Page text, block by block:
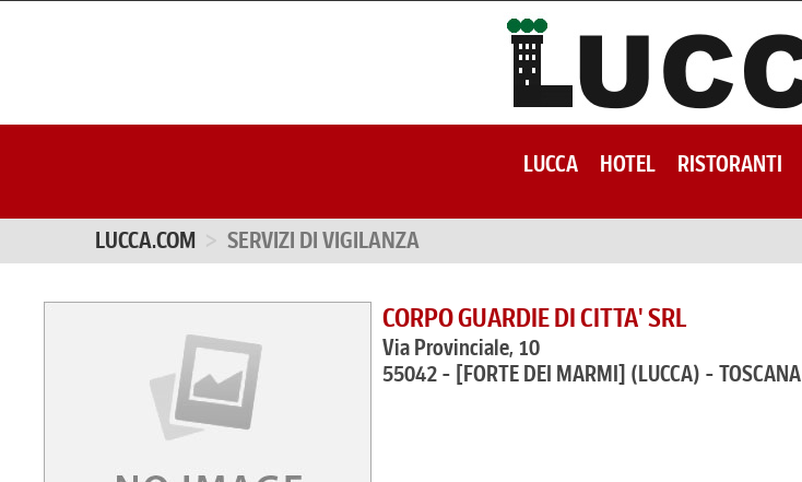
LUCCA HOTEL RISTORANTI
LUCCA.COM SERVIZI DI VIGILANZA
CORPO GUARDIE DI CITTA' SRL
Via Provinciale, 10
55042 - [FORTE DEI MARMI] (LUCCA) - TOSCANA